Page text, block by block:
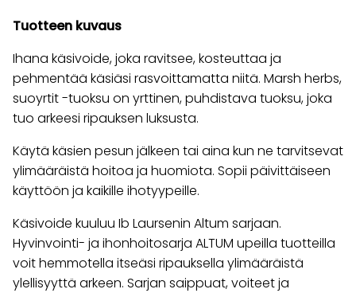
Tuotteen kuvaus
Ihana käsivoide, joka ravitsee, kosteuttaa ja
pehmentää käsiäsi rasvoittamatta niitä. Marsh herbs,
suoyrtit -tuoksu on yrttinen, puhdistava tuoksu, joka
tuo arkeesi ripauksen luksusta.
Käytä käsien pesun jälkeen tai aina kun ne tarvitsevat
ylimääräistä hoitoa ja huomiota. Sopii päivittäiseen
käyttöön ja kaikille ihotyypeille.
Käsivoide kuuluu Ib Laursenin Altum sarjaan.
Hyvinvointi- ja ihonhoitosarja ALTUM upeilla tuotteilla
voit hemmotella itseäsi ripauksella ylimääräistä
ylellisyyttä arkeen. Sarjan saippuat, voiteet ja